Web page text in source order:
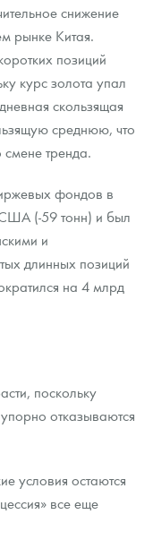
снижение
рынке Китая.
позиций
курс золота упал
скользящая
среднюю, что
смене тренда.
фондов в
(-59 тонн) и был
и
длинных позиций
на 4 млрд
поскольку
отказываются
условия остаются
все еще